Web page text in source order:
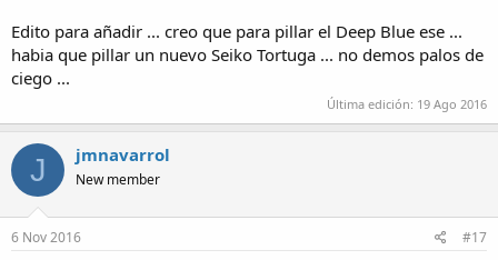
Edito para añadir ... creo que para pillar el Deep Blue ese ...
habia que pillar un nuevo Seiko Tortuga ... no demos palos de
ciego ...
Última edición: 19 Ago 2016
J jmnavarrol
New member
6 Nov 2016 #17